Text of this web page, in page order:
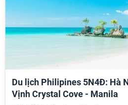
Du lịch Philipines 5N4Đ: Hà
Vịnh Crystal Cove - Manila